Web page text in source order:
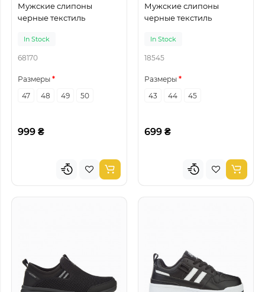
Мужские слипоны
черные текстиль
In Stock
68170
Размеры
47
48 49 50
999 ₴
Мужские слипоны
черные текстиль
In Stock
18545
Размеры
43
44 45
699 ₴